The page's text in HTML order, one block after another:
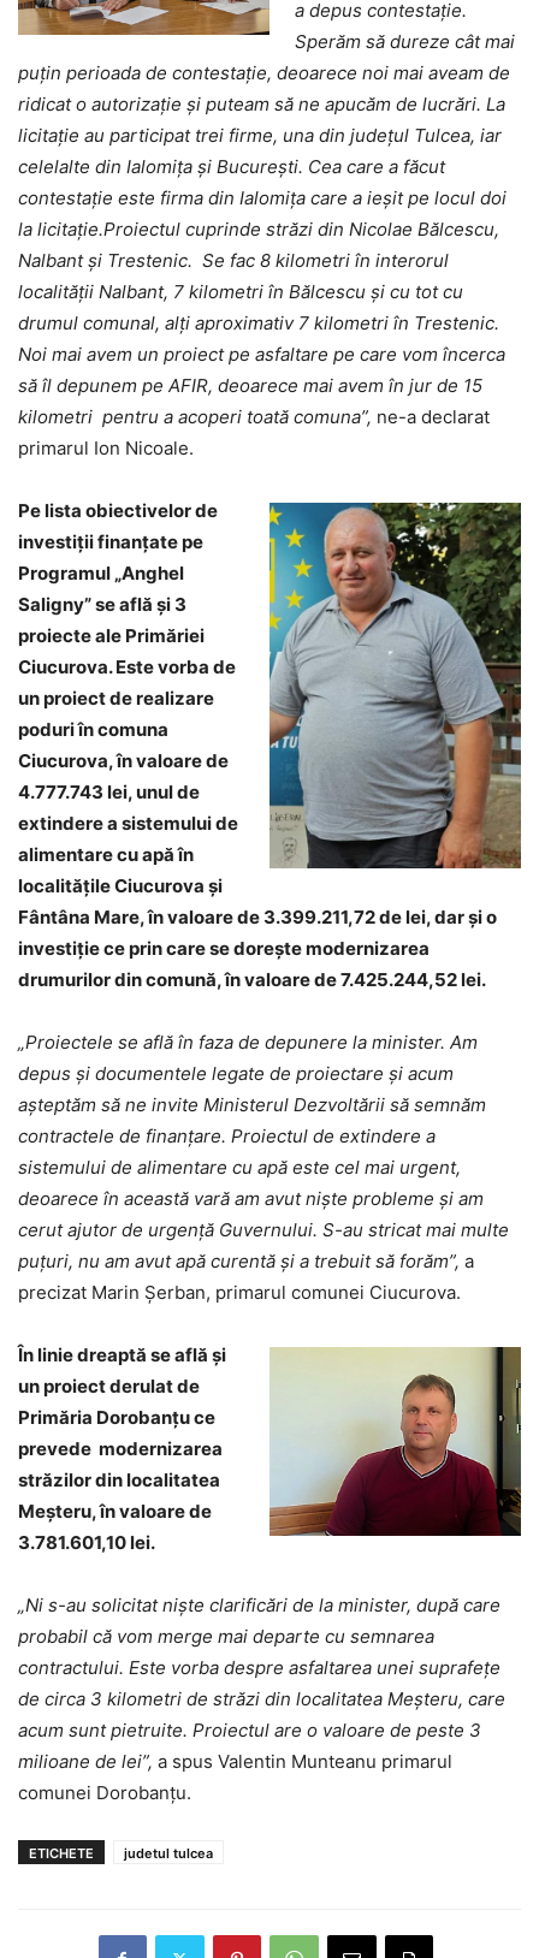
a depus contestație.
Sperăm să dureze cât mai
puțin perioada de contestație, deoarece noi mai aveam de
ridicat o autorizație și puteam să ne apucăm de lucrări. La
licitație au participat trei firme, una din județul Tulcea, iar
celelalte din Ialomița și București. Cea care a făcut
contestație este firma din Ialomița care a ieșit pe locul doi
la licitație.Proiectul cuprinde străzi din Nicolae Bălcescu,
Nalbant și Trestenic. Se fac 8 kilometri în interorul
localității Nalbant, 7 kilometri în Bălcescu și cu tot cu
drumul comunal, alți aproximativ 7 kilometri în Trestenic.
Noi mai avem un proiect pe asfaltare pe care vom încerca
să îl depunem pe AFIR, deoarece mai avem în jur de 15
kilometri pentru a acoperi toată comuna”, ne-a declarat
primarul Ion Nicoale.
Pe lista obiectivelor de
investiții finanțate pe
Programul „Anghel
Saligny” se află și 3
proiecte ale Primăriei
Ciucurova. Este vorba de
un proiect de realizare
poduri în comuna
Ciucurova, în valoare de
4.777.743 lei, unul de
extindere a sistemului de
alimentare cu apă în
localitățile Ciucurova și
Fântâna Mare, în valoare de 3.399.211,72 de lei, dar și o
investiție ce prin care se dorește modernizarea
drumurilor din comună, în valoare de 7.425.244,52 lei.
„Proiectele se află în faza de depunere la minister. Am
depus și documentele legate de proiectare și acum
așteptăm să ne invite Ministerul Dezvoltării să semnăm
contractele de finanțare. Proiectul de extindere a
sistemului de alimentare cu apă este cel mai urgent,
deoarece în această vară am avut niște probleme și am
cerut ajutor de urgență Guvernului. S-au stricat mai multe
puțuri, nu am avut apă curentă și a trebuit să forăm”, a
precizat Marin Șerban, primarul comunei Ciucurova.
În linie dreaptă se află și
un proiect derulat de
Primăria Dorobanțu ce
prevede modernizarea
străzilor din localitatea
Meșteru, în valoare de
3.781.601,10 lei.
„Ni s-au solicitat niște clarificări de la minister, după care
probabil că vom merge mai departe cu semnarea
contractului. Este vorba despre asfaltarea unei suprafețe
de circa 3 kilometri de străzi din localitatea Meșteru, care
acum sunt pietruite. Proiectul are o valoare de peste 3
milioane de lei”, a spus Valentin Munteanu primarul
comunei Dorobanțu.
ETICHETE judetul tulcea